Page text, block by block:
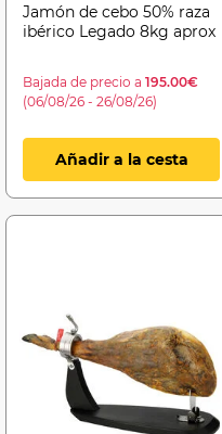
Jamón de cebo 50% raza
ibérico Legado 8kg aprox
Bajada de precio a 195.00€
(06/08/26 - 26/08/26)
Añadir a la cesta